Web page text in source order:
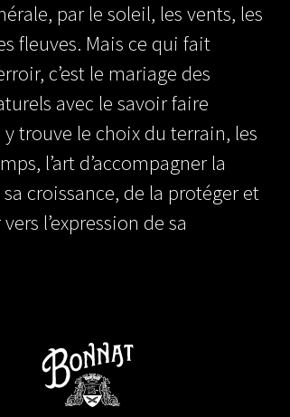
par le soleil, les vents, les
fleuves. Mais ce qui fait
c’est le mariage des
avec le savoir faire
trouve le choix du terrain, les
l’art d’accompagner la
croissance, de la protéger et
l’expression de sa